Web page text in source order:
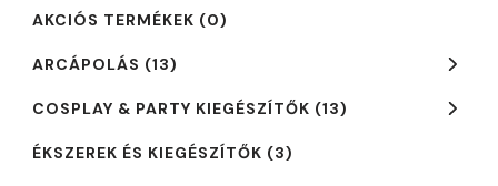
AKCIÓS TERMÉKEK (0)
ARCÁPOLÁS (13)
COSPLAY & PARTY KIEGÉSZÍTŐK (13)
ÉKSZEREK ÉS KIEGÉSZÍTŐK (3)